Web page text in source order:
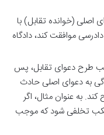
اصلی (خوانده تقابل) با
موافقت کند، دادگاه
طرح دعوای تقابل، پس
به دعوای اصلی حادث
به عنوان مثال، اگر
تخلفی شود که موجب